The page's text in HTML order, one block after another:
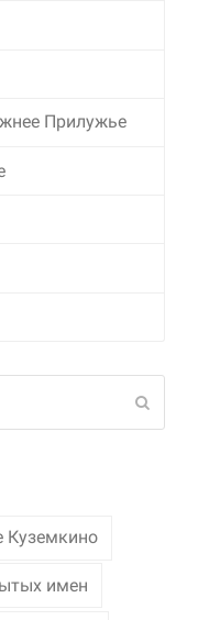
Прилужье
Куземкино
имен